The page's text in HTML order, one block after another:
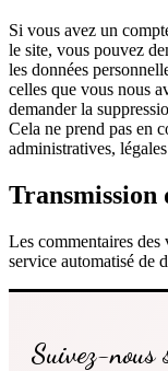
Si vous avez un
le site, vous pouvez
les données
celles que vous nous
demander la
Cela ne prend pas en
administratives,
Transmission
Les commentaires des
service automatisé de
Suivez-nous